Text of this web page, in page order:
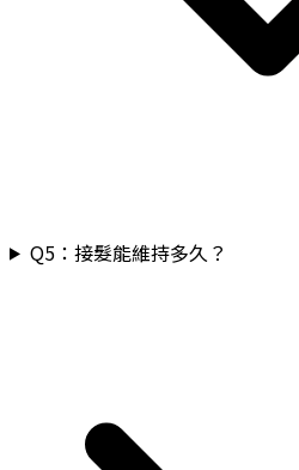
Q5： 接髮能維持多久？